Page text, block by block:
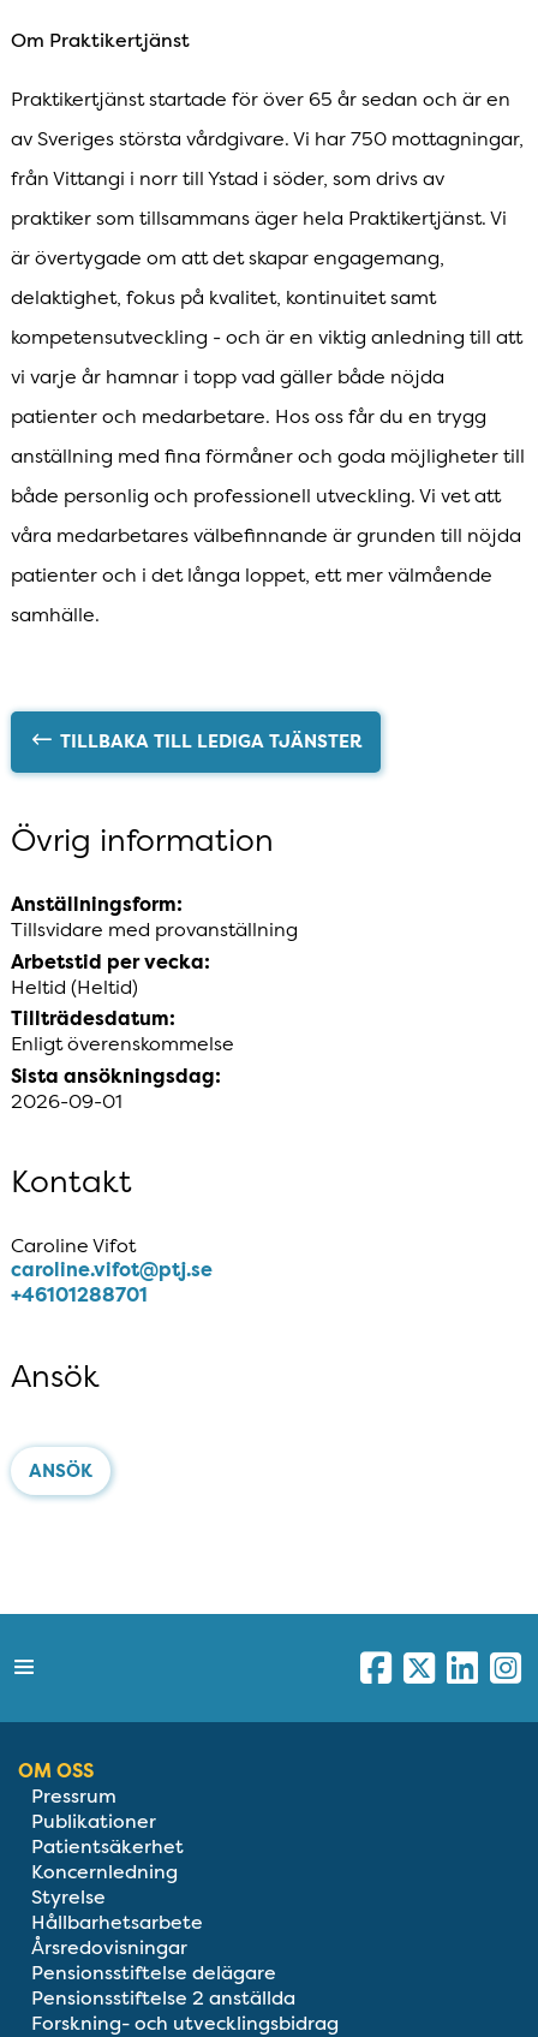
Om Praktikertjänst
Praktikertjänst startade för över 65 år sedan och är en
av Sveriges största vårdgivare. Vi har 750 mottagningar,
från Vittangi i norr till Ystad i söder, som drivs av
praktiker som tillsammans äger hela Praktikertjänst. Vi
är övertygade om att det skapar engagemang,
delaktighet, fokus på kvalitet, kontinuitet samt
kompetensutveckling - och är en viktig anledning till att
vi varje år hamnar i topp vad gäller både nöjda
patienter och medarbetare. Hos oss får du en trygg
anställning med fina förmåner och goda möjligheter till
både personlig och professionell utveckling. Vi vet att
våra medarbetares välbefinnande är grunden till nöjda
patienter och i det långa loppet, ett mer välmående
samhälle.
TILLBAKA TILL LEDIGA TJÄNSTER
Övrig information
Anställningsform:
Tillsvidare med provanställning
Arbetstid per vecka:
Heltid (Heltid)
Tillträdesdatum:
Enligt överenskommelse
Sista ansökningsdag:
2026-09-01
Kontakt
Caroline Vifot
caroline​.vifot​@ptj​.se
+46101288701
Ansök
ANSÖK
OM OSS
Pressrum
Publikationer
Patientsäkerhet
Koncernledning
Styrelse
Hållbarhetsarbete
Årsredovisningar
Pensionsstiftelse delägare
Pensionsstiftelse 2 anställda
Forskning- och utvecklingsbidrag